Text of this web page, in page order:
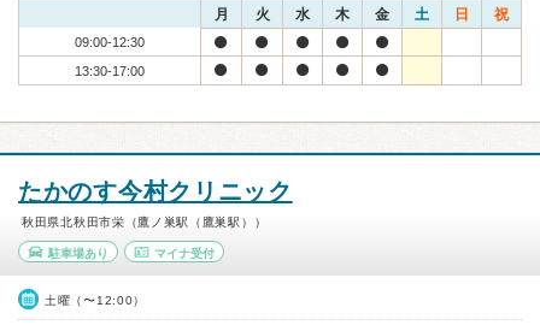
月 火 水 木 金 土 日 祝
09:00-12:30
13:30-17:00
たかのす今村クリニック
秋田県北秋田市栄（鷹ノ巣駅（鷹巣駅））
駐車場あり マイナ受付
土曜（〜12:00）